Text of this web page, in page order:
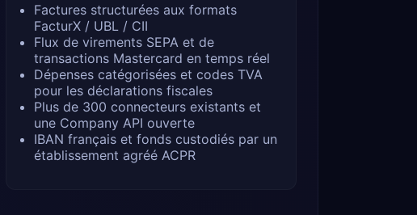
Factures structurées aux formats
FacturX / UBL / CII
Flux de virements SEPA et de
transactions Mastercard en temps réel
Dépenses catégorisées et codes TVA
pour les déclarations fiscales
Plus de 300 connecteurs existants et
une Company API ouverte
IBAN français et fonds custodiés par un
établissement agréé ACPR